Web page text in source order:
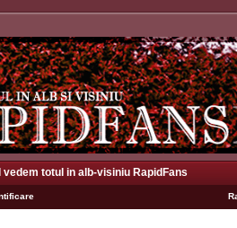
vedem totul in alb-visiniu RapidFans